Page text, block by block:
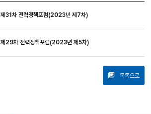
제31차 전력정책포럼(2023년 제7차)
제29차 전력정책포럼(2023년 제5차)
목록으로